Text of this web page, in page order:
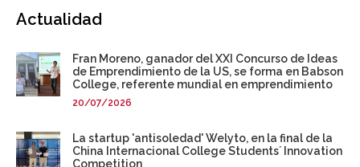
Actualidad
Fran Moreno, ganador del XXI Concurso de Ideas
de Emprendimiento de la US, se forma en Babson
College, referente mundial en emprendimiento
20/07/2026
La startup 'antisoledad' Welyto, en la final de la
China Internacional College Students´ Innovation
Competition